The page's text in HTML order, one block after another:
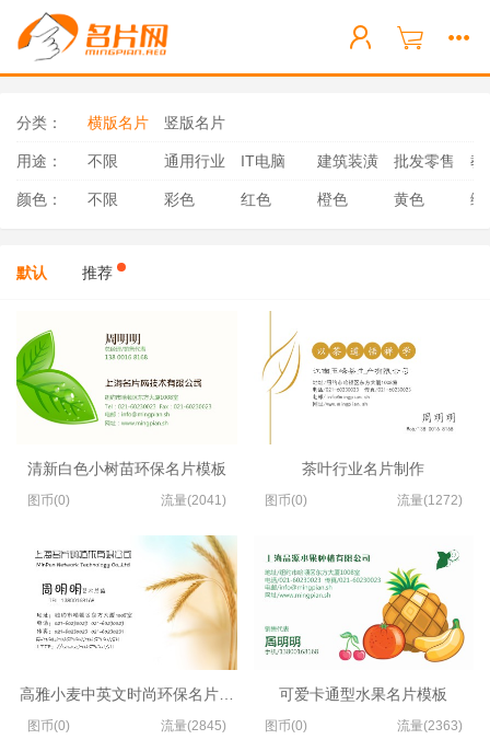
分类： 横版名片 竖版名片
用途： 不限 通用行业 IT电脑 建筑装潢 批发零售 教
颜色： 不限 彩色 红色 橙色 黄色 绿
默认 推荐
清新白色小树苗环保名片模板
图币(0) 流量(2041)
高雅小麦中英文时尚环保名片设计
图币(0) 流量(2845)
茶叶行业名片制作
图币(0) 流量(1272)
可爱卡通型水果名片模板
图币(0) 流量(2363)